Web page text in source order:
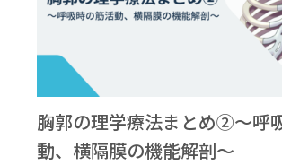
胸郭の理学療法まとめ②〜呼
動、横隔膜の機能解剖〜